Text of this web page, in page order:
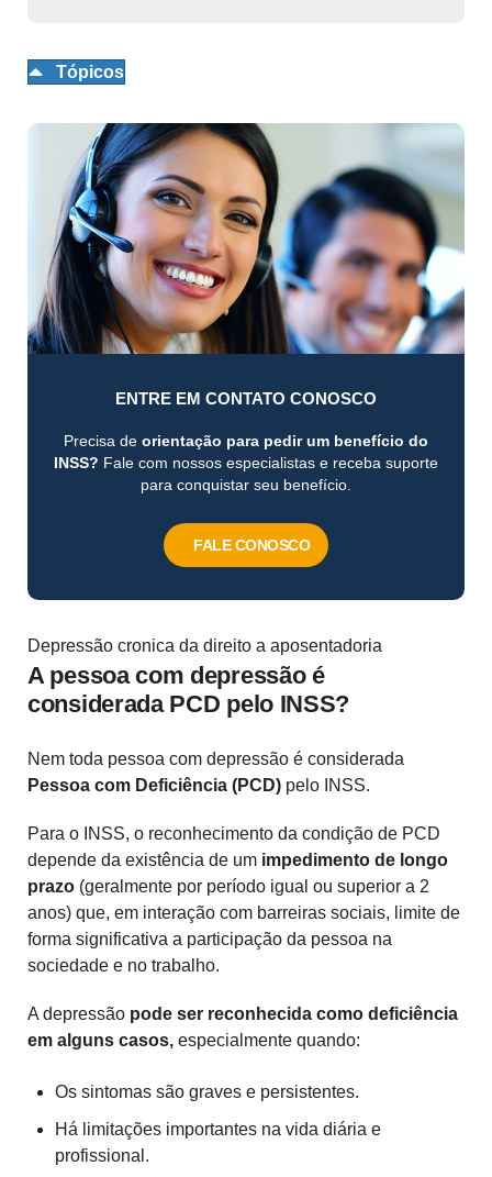
Tópicos
ENTRE EM CONTATO CONOSCO
Precisa de orientação para pedir um benefício do
INSS? Fale com nossos especialistas e receba suporte
para conquistar seu benefício.
FALE CONOSCO
Depressão cronica da direito a aposentadoria
A pessoa com depressão é
considerada PCD pelo INSS?
Nem toda pessoa com depressão é considerada
Pessoa com Deficiência (PCD) pelo INSS.
Para o INSS, o reconhecimento da condição de PCD
depende da existência de um impedimento de longo
prazo (geralmente por período igual ou superior a 2
anos) que, em interação com barreiras sociais, limite de
forma significativa a participação da pessoa na
sociedade e no trabalho.
A depressão pode ser reconhecida como deficiência
em alguns casos, especialmente quando:
Os sintomas são graves e persistentes.
Há limitações importantes na vida diária e
profissional.